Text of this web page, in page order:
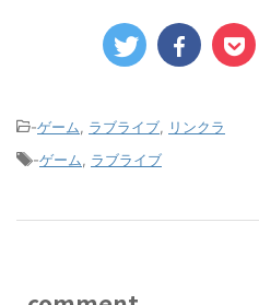
-ゲーム ラブライブ
リンクラ
-ゲーム ラブライブ